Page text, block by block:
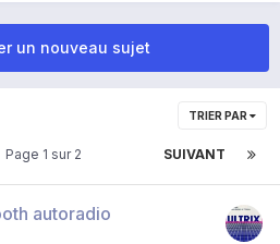
un nouveau sujet
TRIER PAR
SUIVANT
Page 1 sur 2
autoradio